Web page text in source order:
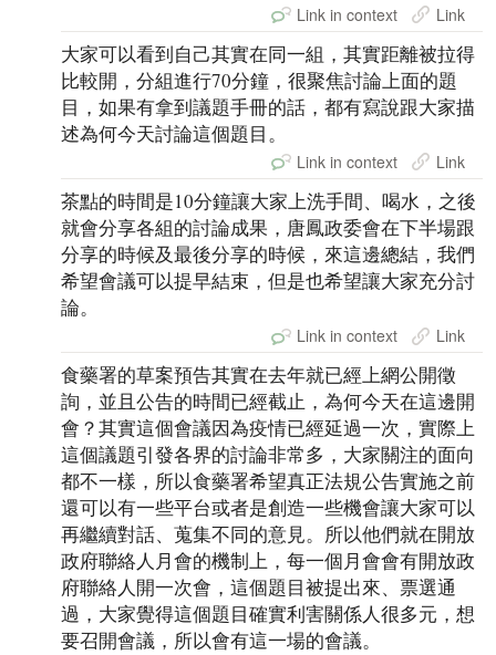
Link in context Link
大家可以看到自己其實在同一組，其實距離被拉得
比較開，分組進行70分鐘，很聚焦討論上面的題
目，如果有拿到議題手冊的話，都有寫說跟大家描
述為何今天討論這個題目。
Link in context Link
茶點的時間是10分鐘讓大家上洗手間、喝水，之後
就會分享各組的討論成果，唐鳳政委會在下半場跟
分享的時候及最後分享的時候，來這邊總結，我們
希望會議可以提早結束，但是也希望讓大家充分討
論。
Link in context Link
食藥署的草案預告其實在去年就已經上網公開徵
詢，並且公告的時間已經截止，為何今天在這邊開
會？其實這個會議因為疫情已經延過一次，實際上
這個議題引發各界的討論非常多，大家關注的面向
都不一樣，所以食藥署希望真正法規公告實施之前
還可以有一些平台或者是創造一些機會讓大家可以
再繼續對話、蒐集不同的意見。所以他們就在開放
政府聯絡人月會的機制上，每一個月會會有開放政
府聯絡人開一次會，這個題目被提出來、票選通
過，大家覺得這個題目確實利害關係人很多元，想
要召開會議，所以會有這一場的會議。